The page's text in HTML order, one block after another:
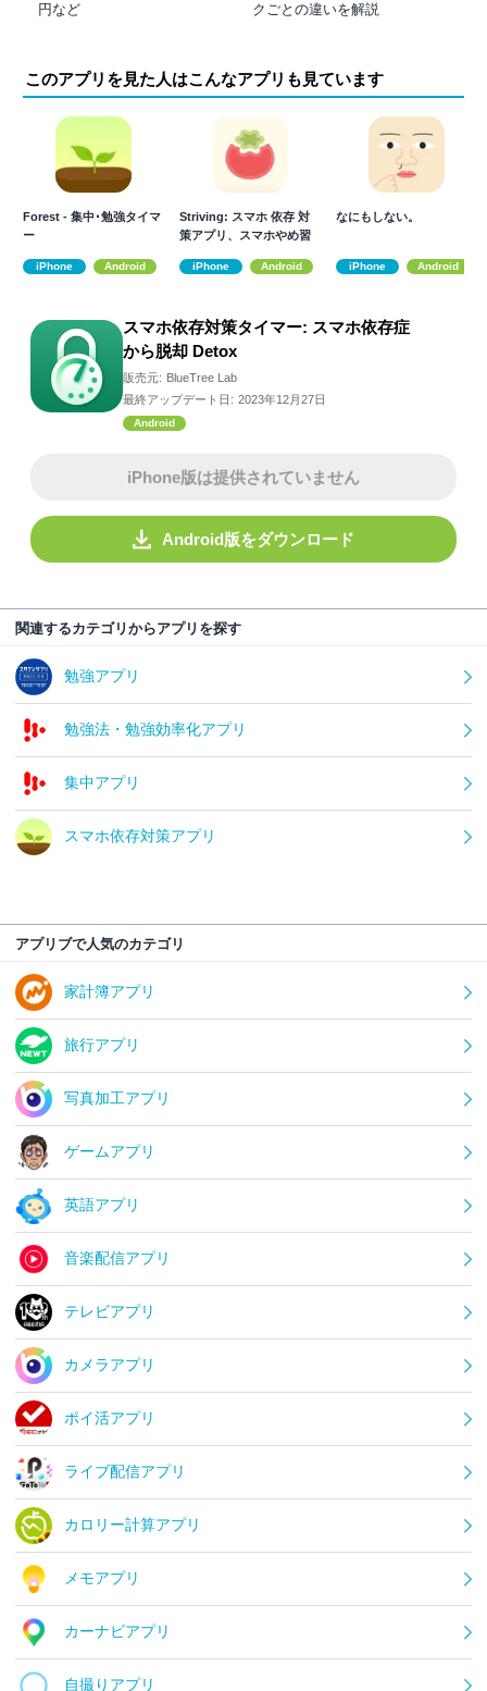
円など
クごとの違いを解説
このアプリを見た人はこんなアプリも見ています
Forest - 集中･勉強タイマ
ー
iPhone Android
Striving: スマホ 依存 対
策アプリ、スマホやめ習
iPhone Android
なにもしない。
iPhone Android
スマホ依存対策タイマー: スマホ依存症
から脱却 Detox
販売元: BlueTree Lab
最終アップデート日: 2023年12月27日
Android
iPhone版は提供されていません
Android版をダウンロード
関連するカテゴリからアプリを探す
勉強アプリ
勉強法・勉強効率化アプリ
集中アプリ
スマホ依存対策アプリ
アプリブで人気のカテゴリ
家計簿アプリ
旅行アプリ
写真加工アプリ
ゲームアプリ
英語アプリ
音楽配信アプリ
テレビアプリ
カメラアプリ
ポイ活アプリ
ライブ配信アプリ
カロリー計算アプリ
メモアプリ
カーナビアプリ
自撮りアプリ